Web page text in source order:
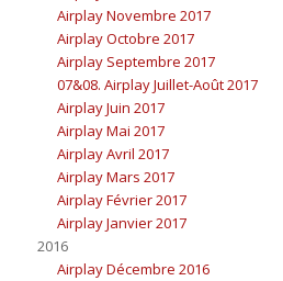
Airplay Novembre 2017
Airplay Octobre 2017
Airplay Septembre 2017
07&08. Airplay Juillet-Août 2017
Airplay Juin 2017
Airplay Mai 2017
Airplay Avril 2017
Airplay Mars 2017
Airplay Février 2017
Airplay Janvier 2017
2016
Airplay Décembre 2016